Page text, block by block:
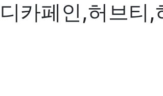
디카페인,허브티